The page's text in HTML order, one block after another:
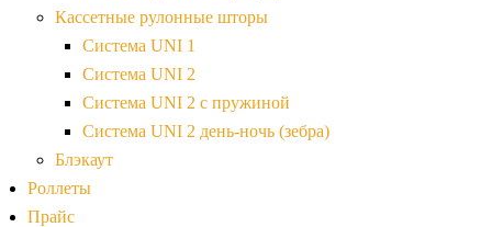
Кассетные рулонные шторы
Система UNI 1
Система UNI 2
Система UNI 2 с пружиной
Система UNI 2 день-ночь (зебра)
Блэкаут
Роллеты
Прайс